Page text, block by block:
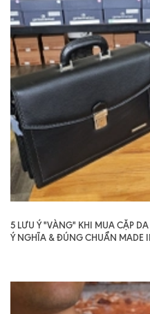
5 LƯU Ý "VÀNG" KHI MUA CẶP
Ý NGHĨA & ĐÚNG CHUẨN MADE